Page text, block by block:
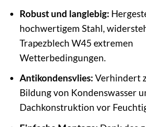
Robust und langlebig:
hochwertigem Stahl,
Trapezblech W45 extremen
Wetterbedingungen.
Antikondensvlies: Verhindert
Bildung von Kondenswasser
Dachkonstruktion vor